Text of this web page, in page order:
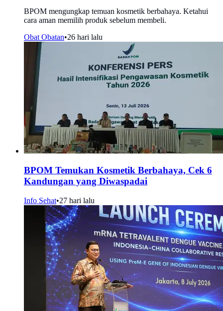
BPOM mengungkap temuan kosmetik berbahaya. Ketahui
cara aman memilih produk sebelum membeli.
Obat Obatan•26 hari lalu
BPOM Temukan Kosmetik Berbahaya, Cek 6
Kandungan yang Diwaspadai
Info Sehat•27 hari lalu